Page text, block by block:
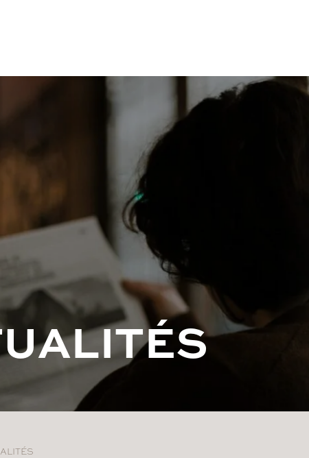
UALITÉS